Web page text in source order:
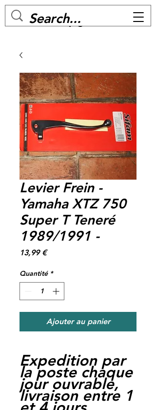
MC BIKE Perpignan
Levier Frein -
Yamaha XTZ 750
Super T Teneré
1989/1991 -
13,99 €Prix
Quantité *
Ajouter au panier
Expedition par
la poste chaque
jour ouvrable,
livraison entre 1